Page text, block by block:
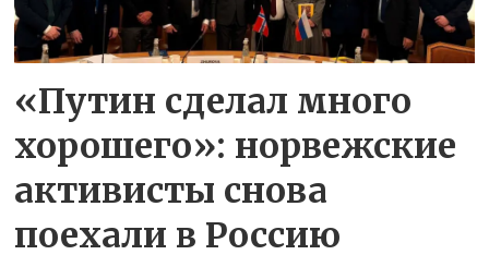
«Путин сделал много
хорошего»: норвежские
активисты снова
поехали в Россию